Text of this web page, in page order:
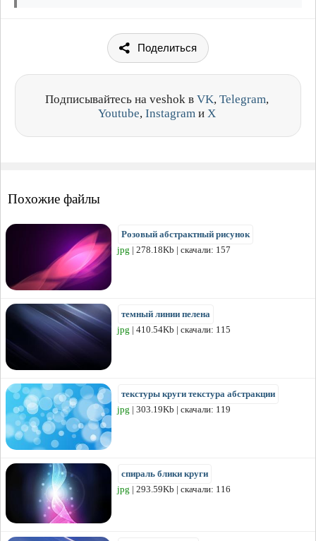
Поделиться
Подписывайтесь на veshok в VK, Telegram,
Youtube, Instagram и X
Похожие файлы
Розовый абстрактный рисунок
jpg | 278.18Kb | скачали: 157
темный линии пелена
jpg | 410.54Kb | скачали: 115
текстуры круги текстура абстракции
jpg | 303.19Kb | скачали: 119
спираль блики круги
jpg | 293.59Kb | скачали: 116